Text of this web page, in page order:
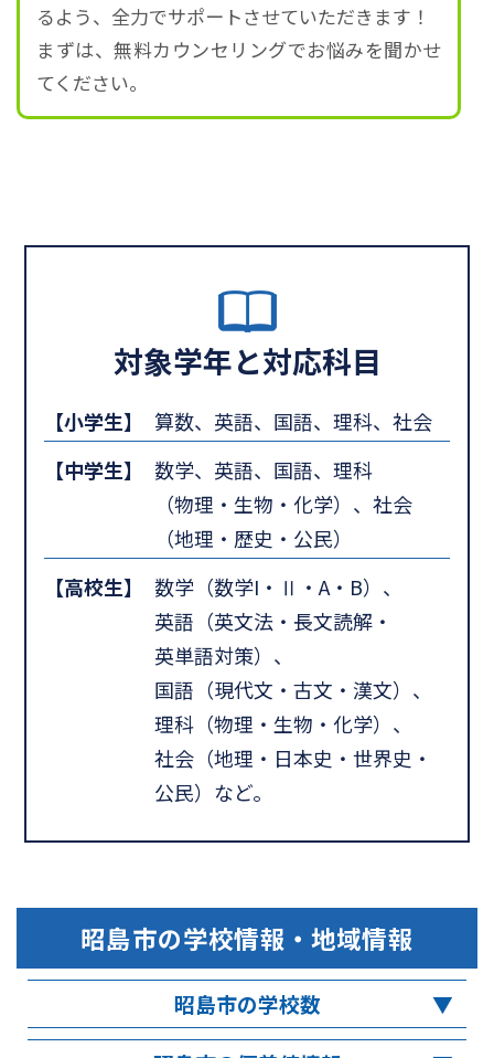
るよう、全力でサポートさせていただきます！
まずは、無料カウンセリングでお悩みを聞かせ
てください。
対象学年と対応科目
【小学生】
算数、英語、国語、理科、社会
【中学生】
数学、英語、国語、理科
（物理・生物・化学）、社会
（地理・歴史・公民）
【高校生】
数学（数学I・Ⅱ・A・B）、
英語（英文法・長文読解・
英単語対策）、
国語（現代文・古文・漢文）、
理科（物理・生物・化学）、
社会（地理・日本史・世界史・
公民）など。
昭島市の学校情報・地域情報
昭島市の学校数